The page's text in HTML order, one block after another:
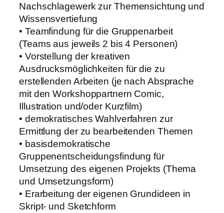
Nachschlagewerk zur Themensichtung und
Wissensvertiefung
• Teamfindung für die Gruppenarbeit
(Teams aus jeweils 2 bis 4 Personen)
• Vorstellung der kreativen
Ausdrucksmöglichkeiten für die zu
erstellenden Arbeiten (je nach Absprache
mit den Workshoppartnern Comic,
Illustration und/oder Kurzfilm)
• demokratisches Wahlverfahren zur
Ermittlung der zu bearbeitenden Themen
• basisdemokratische
Gruppenentscheidungsfindung für
Umsetzung des eigenen Projekts (Thema
und Umsetzungsform)
• Erarbeitung der eigenen Grundideen in
Skript- und Sketchform